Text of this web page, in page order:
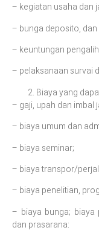
– kegiatan usaha dan
– bunga deposito,
– keuntungan
– pelaksanaan survai
Biaya yang
– gaji, upah dan imbal
– biaya umum dan
– biaya seminar;
– biaya transpor/
– biaya penelitian,
– biaya bunga; biaya
dan prasarana: